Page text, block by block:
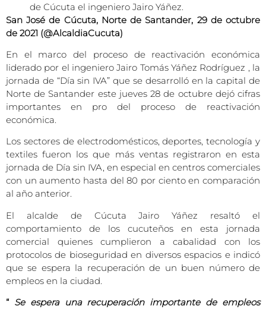
de Cúcuta el ingeniero Jairo Yáñez.
San José de Cúcuta, Norte de Santander, 29 de octubre
de 2021 (@AlcaldiaCucuta)
En el marco del proceso de reactivación económica
liderado por el ingeniero Jairo Tomás Yáñez Rodríguez , la
jornada de “Día sin IVA” que se desarrolló en la capital de
Norte de Santander este jueves 28 de octubre dejó cifras
importantes en pro del proceso de reactivación
económica.
Los sectores de electrodomésticos, deportes, tecnología y
textiles fueron los que más ventas registraron en esta
jornada de Día sin IVA, en especial en centros comerciales
con un aumento hasta del 80 por ciento en comparación
al año anterior.
El alcalde de Cúcuta Jairo Yáñez resaltó el
comportamiento de los cucuteños en esta jornada
comercial quienes cumplieron a cabalidad con los
protocolos de bioseguridad en diversos espacios e indicó
que se espera la recuperación de un buen número de
empleos en la ciudad.
“ Se espera una recuperación importante de empleos